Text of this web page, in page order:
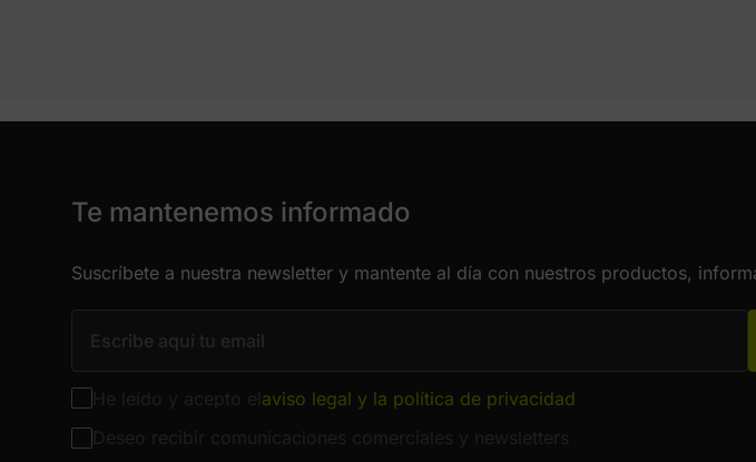
Te mantenemos informado
Suscríbete a nuestra newsletter y mantente al día con nuestros productos,
aviso legal y la política de privacidad